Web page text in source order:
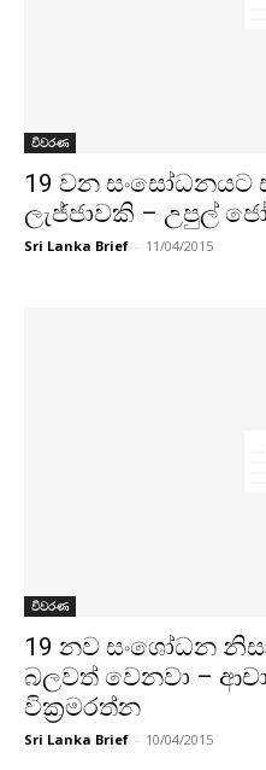
විවරණ
19 වන සංසෝධනයට
ලැජ්ජාවකි – උපුල්
Sri Lanka Brief - 11/04/2015
විවරණ
19 නව සංශෝධන
බලවත් වෙනවා –
වික‍්‍රමරත්න
Sri Lanka Brief - 10/04/2015